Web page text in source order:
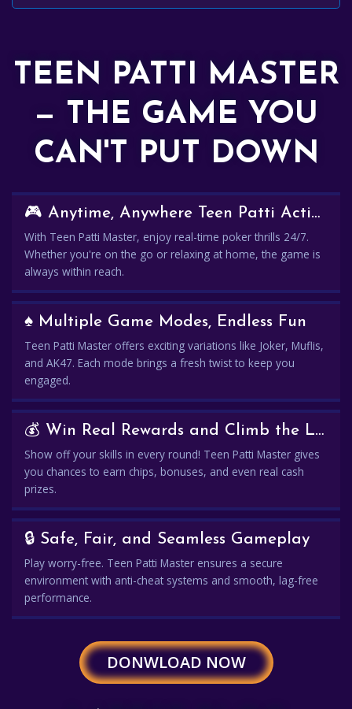
TEEN PATTI MASTER
— THE GAME YOU
CAN'T PUT DOWN
🎮 Anytime, Anywhere Teen Patti Action
With Teen Patti Master, enjoy real-time poker thrills 24/7.
Whether you're on the go or relaxing at home, the game is
always within reach.
♠️ Multiple Game Modes, Endless Fun
Teen Patti Master offers exciting variations like Joker, Muflis,
and AK47. Each mode brings a fresh twist to keep you
engaged.
💰 Win Real Rewards and Climb the Leaderboard
Show off your skills in every round! Teen Patti Master gives
you chances to earn chips, bonuses, and even real cash
prizes.
🔒 Safe, Fair, and Seamless Gameplay
Play worry-free. Teen Patti Master ensures a secure
environment with anti-cheat systems and smooth, lag-free
performance.
DONWLOAD NOW